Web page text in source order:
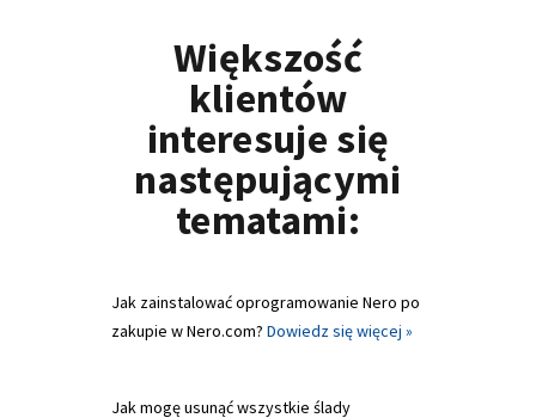
Większość
klientów
interesuje się
następującymi
tematami:
Jak zainstalować oprogramowanie Nero po
zakupie w Nero.com? Dowiedz się więcej »
Jak mogę usunąć wszystkie ślady